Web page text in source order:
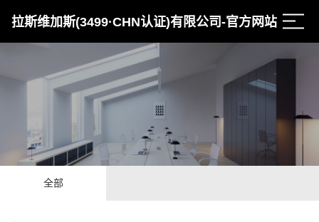
拉斯维加斯(3499·CHN认证)有限公司-官方网站
全部